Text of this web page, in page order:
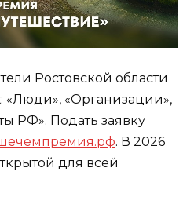
Ростовской области
«Люди», «Организации»,
РФ». Подать заявку
. В 2026
для всей